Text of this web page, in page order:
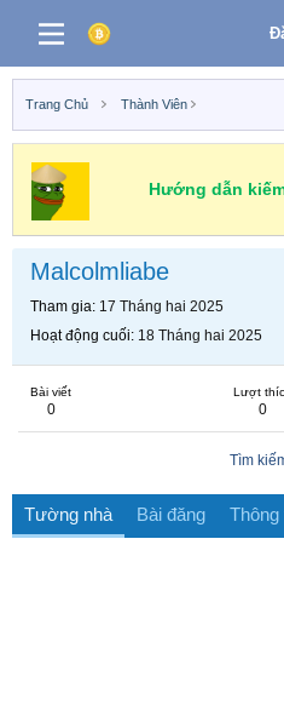
Trang Chủ Thành Viên
Hướng dẫn
Malcolmliabe
Tham gia 17 Tháng hai 2025
Hoạt động cuối 18 Tháng hai 2025
Bài viết
0
Lượt
0
Tìm
Tường nhà Bài đăng Thông